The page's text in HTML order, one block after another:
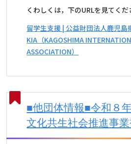
くわしくは，下のURLを見てく
留学生支援 | 公益財団法人鹿児
KIA（KAGOSHIMA
ASSOCIATION）
■他団体情報■令和８
文化共生社会推進事